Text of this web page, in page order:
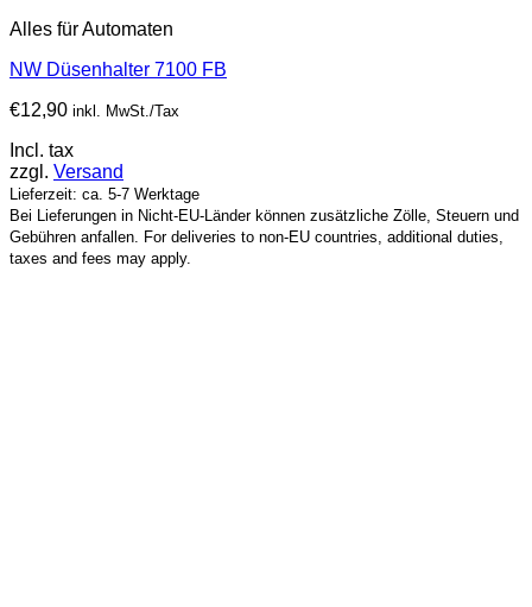
Alles für Automaten
NW Düsenhalter 7100 FB
€12,90 inkl. MwSt./Tax
Incl. tax
zzgl. Versand
Lieferzeit: ca. 5-7 Werktage
Bei Lieferungen in Nicht-EU-Länder können zusätzliche Zölle, Steuern und
Gebühren anfallen. For deliveries to non-EU countries, additional duties,
taxes and fees may apply.